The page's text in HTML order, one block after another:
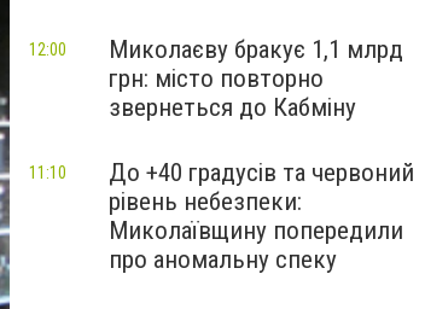
Миколаєву бракує 1,1 млрд
грн: місто повторно
звернеться до Кабміну
12:00
До +40 градусів та червоний
рівень небезпеки:
Миколаївщину попередили
про аномальну спеку
11:10